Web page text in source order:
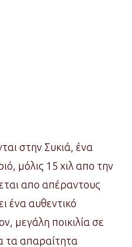
στην Συκιά, ένα
μόλις 15 χιλ απο την
απο απέραντους
ένα αυθεντικό
μεγάλη ποικιλία σε
τα απαραίτητα